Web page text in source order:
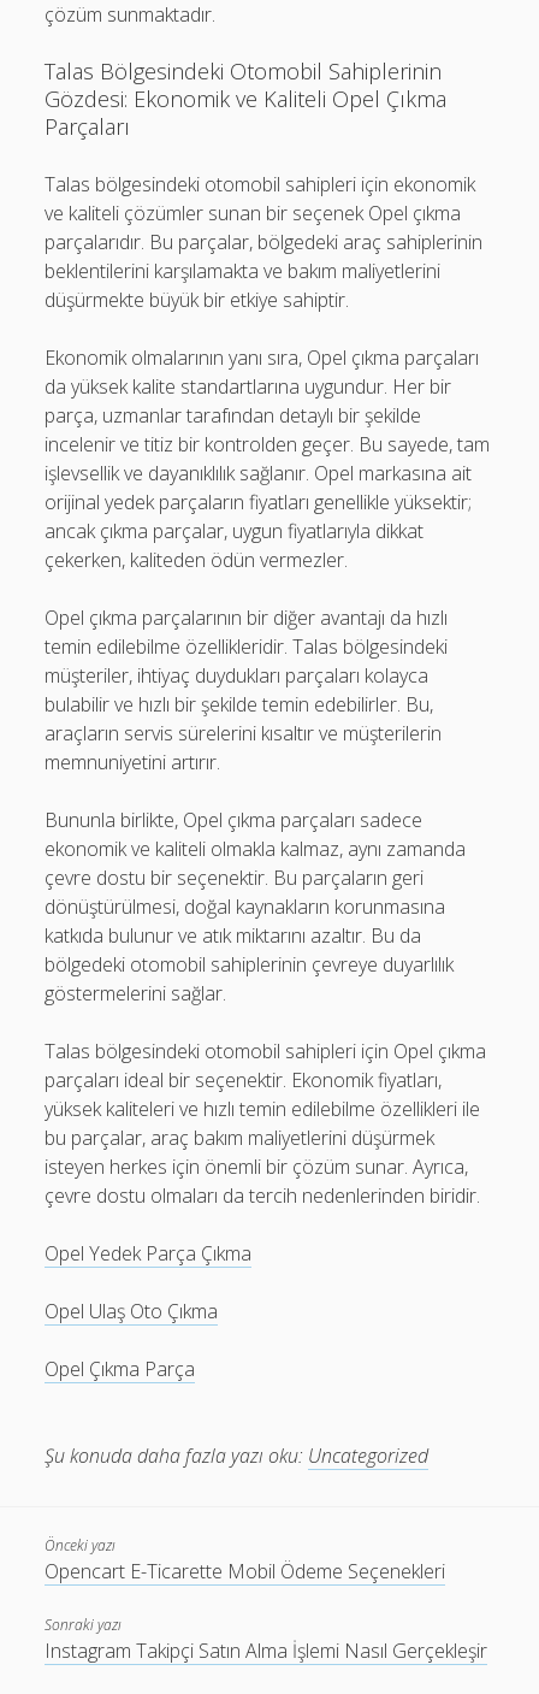
çözüm sunmaktadır.
Talas Bölgesindeki Otomobil Sahiplerinin
Gözdesi: Ekonomik ve Kaliteli Opel Çıkma
Parçaları
Talas bölgesindeki otomobil sahipleri için ekonomik
ve kaliteli çözümler sunan bir seçenek Opel çıkma
parçalarıdır. Bu parçalar, bölgedeki araç sahiplerinin
beklentilerini karşılamakta ve bakım maliyetlerini
düşürmekte büyük bir etkiye sahiptir.
Ekonomik olmalarının yanı sıra, Opel çıkma parçaları
da yüksek kalite standartlarına uygundur. Her bir
parça, uzmanlar tarafından detaylı bir şekilde
incelenir ve titiz bir kontrolden geçer. Bu sayede, tam
işlevsellik ve dayanıklılık sağlanır. Opel markasına ait
orijinal yedek parçaların fiyatları genellikle yüksektir;
ancak çıkma parçalar, uygun fiyatlarıyla dikkat
çekerken, kaliteden ödün vermezler.
Opel çıkma parçalarının bir diğer avantajı da hızlı
temin edilebilme özellikleridir. Talas bölgesindeki
müşteriler, ihtiyaç duydukları parçaları kolayca
bulabilir ve hızlı bir şekilde temin edebilirler. Bu,
araçların servis sürelerini kısaltır ve müşterilerin
memnuniyetini artırır.
Bununla birlikte, Opel çıkma parçaları sadece
ekonomik ve kaliteli olmakla kalmaz, aynı zamanda
çevre dostu bir seçenektir. Bu parçaların geri
dönüştürülmesi, doğal kaynakların korunmasına
katkıda bulunur ve atık miktarını azaltır. Bu da
bölgedeki otomobil sahiplerinin çevreye duyarlılık
göstermelerini sağlar.
Talas bölgesindeki otomobil sahipleri için Opel çıkma
parçaları ideal bir seçenektir. Ekonomik fiyatları,
yüksek kaliteleri ve hızlı temin edilebilme özellikleri ile
bu parçalar, araç bakım maliyetlerini düşürmek
isteyen herkes için önemli bir çözüm sunar. Ayrıca,
çevre dostu olmaları da tercih nedenlerinden biridir.
Opel Yedek Parça Çıkma
Opel Ulaş Oto Çıkma
Opel Çıkma Parça
Şu konuda daha fazla yazı oku: Uncategorized
Önceki yazı
Opencart E-Ticarette Mobil Ödeme Seçenekleri
Sonraki yazı
Instagram Takipçi Satın Alma İşlemi Nasıl Gerçekleşir